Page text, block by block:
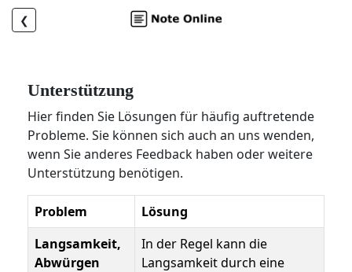
❮
Unterstützung
Hier finden Sie Lösungen für häufig auftretende
Probleme. Sie können sich auch an uns wenden,
wenn Sie anderes Feedback haben oder weitere
Unterstützung benötigen.
Problem
Lösung
Langsamkeit,
Abwürgen
In der Regel kann die
Langsamkeit durch eine